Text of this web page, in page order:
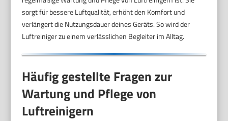
sorgt für bessere Luftqualität, erhöht den Komfort und
verlängert die Nutzungsdauer deines Geräts. So wird der
Luftreiniger zu einem verlässlichen Begleiter im Alltag.
Häufig gestellte Fragen zur
Wartung und Pflege von
Luftreinigern